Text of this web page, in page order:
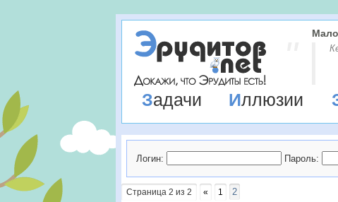
Мало
Задачи Иллюзии
Логин: Пароль:
Страница 2 из 2 « 1
2